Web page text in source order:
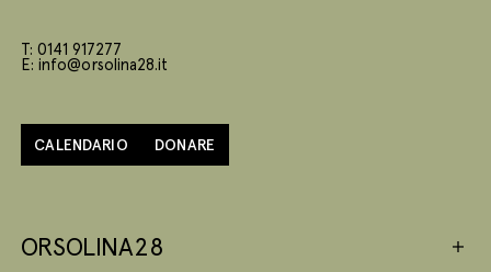
T: 0141 917277
E: info@orsolina28.it
CALENDARIO DONARE
ORSOLINA28